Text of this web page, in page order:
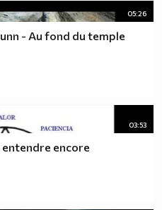
05:26
- Au fond du temple
03:53
entendre encore